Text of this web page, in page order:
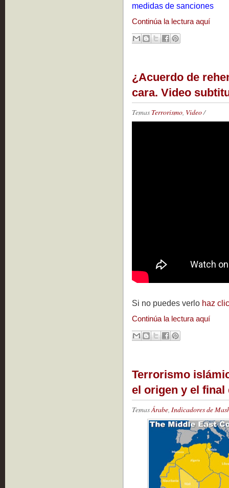
medidas de sanciones
Continúa la lectura aquí
¿Acuerdo de
cara. Video
Temas Terrorismo Video/
Si no puedes verlo haz
Continúa la lectura aquí
Terrorismo
el origen y el final
TemasÁrabe, Indicadores de